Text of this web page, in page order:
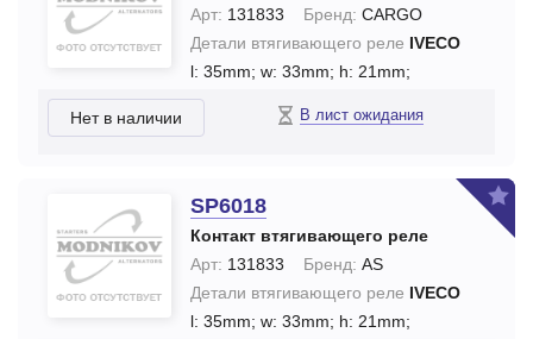
Арт: 131833 Бренд: CARGO
Детали втягивающего реле IVECO
l: 35mm; w: 33mm; h: 21mm;
Нет в наличии В лист ожидания
SP6018
Контакт втягивающего реле
Арт: 131833 Бренд: AS
Детали втягивающего реле IVECO
l: 35mm; w: 33mm; h: 21mm;